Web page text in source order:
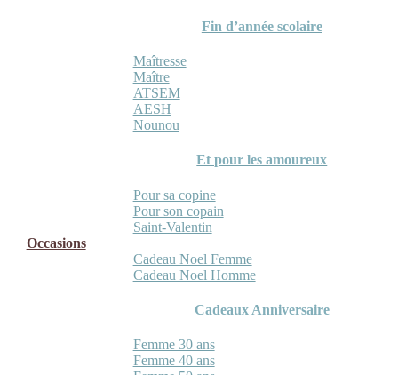
Fin d’année scolaire
Maîtresse
Maître
ATSEM
AESH
Nounou
Et pour les amoureux
Pour sa copine
Pour son copain
Saint-Valentin
Occasions
Cadeau Noel Femme
Cadeau Noel Homme
Cadeaux Anniversaire
Femme 30 ans
Femme 40 ans